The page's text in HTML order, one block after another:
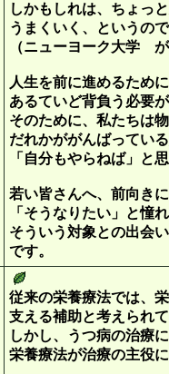
しかもしれは、ちょっ
うまくいく、というの
（ニューヨーク大学
人生を前に進めるため
あるていど背負う必要
そのために、私たちは
だれかががんばってい
「自分もやらねば」と
若い皆さんへ、前向き
「そうなりたい」と憧
そういう対象との出会
です。
従来の栄養療法では、
支える補助と考えられ
しかし、うつ病の治療
栄養療法が治療の主役